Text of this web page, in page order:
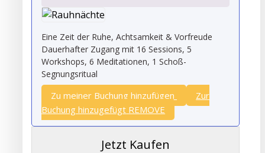
Eine Zeit der Ruhe, Achtsamkeit & Vorfreude
Dauerhafter Zugang mit 16 Sessions, 5
Workshops, 6 Meditationen, 1 Schoß-
Segnungsritual
Zu meiner Buchung hinzufügen
Zur
Buchung hinzugefügt REMOVE
Jetzt Kaufen